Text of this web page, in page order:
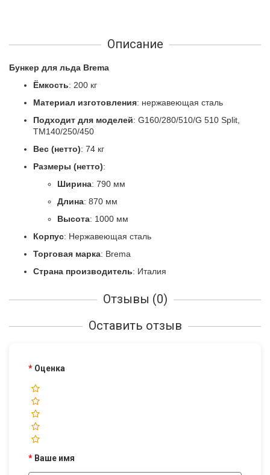
Описание
Бункер для льда Brema
Ёмкость: 200 кг
Материал изготовления: нержавеющая сталь
Подходит для моделей: G160/280/510/G 510 Split,
TM140/250/450
Вес (нетто): 74 кг
Размеры (нетто):
Ширина: 790 мм
Длина: 870 мм
Высота: 1000 мм
Корпус: Нержавеющая сталь
Торговая марка: Brema
Страна производитель: Италия
Отзывы (0)
Оставить отзыв
Оценка
Ваше имя